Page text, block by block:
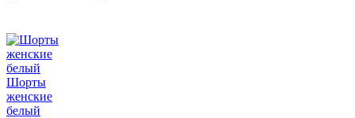
Шорты
женские
белый